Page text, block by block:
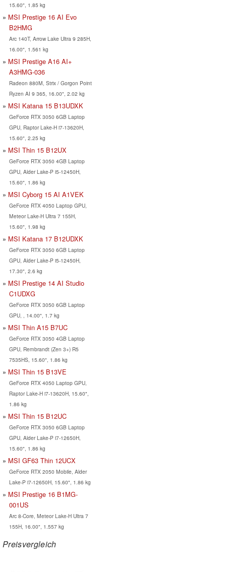
15.60", 1.85 kg
MSI Prestige 16 AI Evo
B2HMG
Arc 140T, Arrow Lake Ultra 9 285H,
16.00", 1.561 kg
MSI Prestige A16 AI+
A3HMG-036
Radeon 880M, Strix / Gorgon Point
Ryzen AI 9 365, 16.00", 2.02 kg
MSI Katana 15 B13UDXK
GeForce RTX 3050 6GB Laptop
GPU, Raptor Lake-H i7-13620H,
15.60", 2.25 kg
MSI Thin 15 B12UX
GeForce RTX 3050 4GB Laptop
GPU, Alder Lake-P i5-12450H,
15.60", 1.86 kg
MSI Cyborg 15 AI A1VEK
GeForce RTX 4050 Laptop GPU,
Meteor Lake-H Ultra 7 155H,
15.60", 1.98 kg
MSI Katana 17 B12UDXK
GeForce RTX 3050 6GB Laptop
GPU, Alder Lake-P i5-12450H,
17.30", 2.6 kg
MSI Prestige 14 AI Studio
C1UDXG
GeForce RTX 3050 6GB Laptop
GPU, , 14.00", 1.7 kg
MSI Thin A15 B7UC
GeForce RTX 3050 4GB Laptop
GPU, Rembrandt (Zen 3+) R5
7535HS, 15.60", 1.86 kg
MSI Thin 15 B13VE
GeForce RTX 4050 Laptop GPU,
Raptor Lake-H i7-13620H, 15.60",
1.86 kg
MSI Thin 15 B12UC
GeForce RTX 3050 6GB Laptop
GPU, Alder Lake-P i7-12650H,
15.60", 1.86 kg
MSI GF63 Thin 12UCX
GeForce RTX 2050 Mobile, Alder
Lake-P i7-12650H, 15.60", 1.86 kg
MSI Prestige 16 B1MG-
001US
Arc 8-Core, Meteor Lake-H Ultra 7
155H, 16.00", 1.557 kg
Preisvergleich